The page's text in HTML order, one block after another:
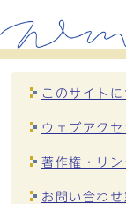
このサイトに
ウェブアク
著作権・リ
お問い合わ